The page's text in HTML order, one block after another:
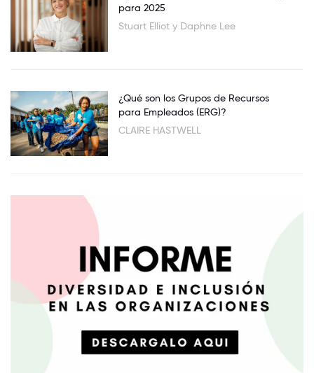
para 2025
Stuart Elliot y Daphne Lee
¿Qué son los Grupos de Recursos
para Empleados (ERG)?
CLAIRE HASTWELL